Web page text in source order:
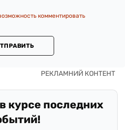
комментировать
курсе последних